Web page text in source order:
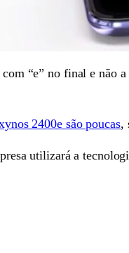
“e” no final e não
2400e são poucas,
utilizará a